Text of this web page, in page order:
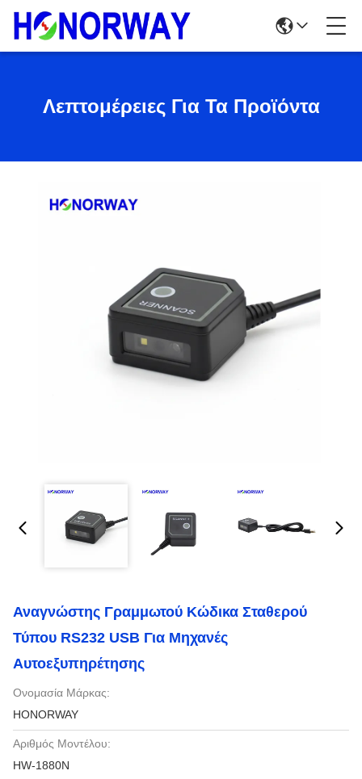
Λεπτομέρειες Για Τα Προϊόντα
Αναγνώστης Γραμμωτού Κώδικα Σταθερού
Τύπου RS232 USB Για Μηχανές
Αυτοεξυπηρέτησης
Ονομασία Μάρκας:
HONORWAY
Αριθμός Μοντέλου:
HW-1880N